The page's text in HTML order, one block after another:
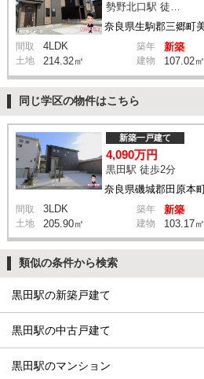
勢野北口駅 徒歩11分
間取 4LDK 築年 新築
土地 214.32㎡ 建物 107.02㎡
同じ学区の物件はこちら
新築一戸建て
4,090万円
黒田駅 徒歩2分
間取 3LDK 築年 新築
土地 205.90㎡ 建物 103.17㎡
類似の条件から検索
黒田駅の新築戸建て
黒田駅の中古戸建て
黒田駅のマンション